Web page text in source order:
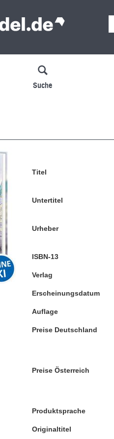
Suche
Titel
Untertitel
Urheber
ISBN-13
Verlag
Erscheinungsdatum
Auflage
Preise Deutschland
Preise Österreich
Produktsprache
Originaltitel